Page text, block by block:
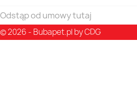
Odstąp od umowy tutaj
© 2026 - Bubapet.pl by CDG